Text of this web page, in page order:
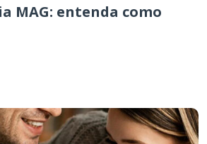
MAG: entenda como